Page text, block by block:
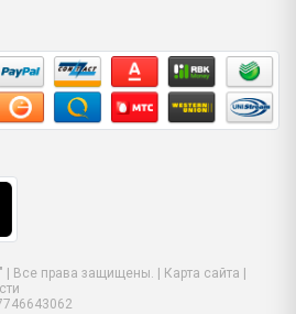
| Все права защищены. | Карта сайта |